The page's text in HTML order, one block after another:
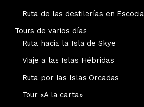
Ruta de las destilerías en Escocia
Tours de varios días
Ruta hacia la Isla de Skye
Viaje a las Islas Hébridas
Ruta por las Islas Orcadas
Tour «A la carta»